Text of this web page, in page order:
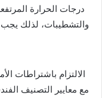
درجات الحرارة
والتشطيبات، لذلك يجب
الالتزام باشتراطات
مع معايير التصنيف